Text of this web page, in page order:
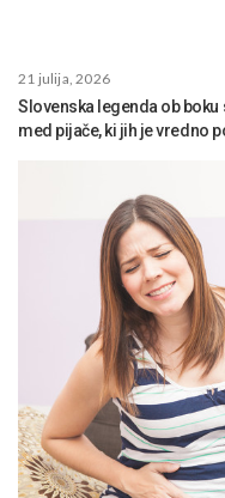
21 julija, 2026
Slovenska legenda ob
med pijače, ki jih je vredno